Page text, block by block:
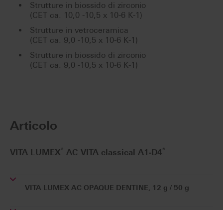
Strutture in biossido di zirconio
(CET ca. 10,0 -10,5 x 10-6 K-1)
Strutture in vetroceramica
(CET ca. 9,0 -10,5 x 10-6 K-1)
Strutture in biossido di zirconio
(CET ca. 9,0 -10,5 x 10-6 K-1)
Articolo
VITA LUMEX ® AC VITA classical A1-D4®
VITA LUMEX AC OPAQUE DENTINE, 12 g / 50 g